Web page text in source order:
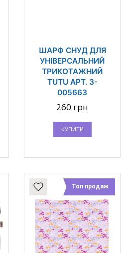
ШАРФ СНУД ДЛЯ
УНІВЕРСАЛЬНИЙ
ТРИКОТАЖНИЙ
TUTU АРТ. 3-
005663
260 грн
КУПИТИ
Топ продаж